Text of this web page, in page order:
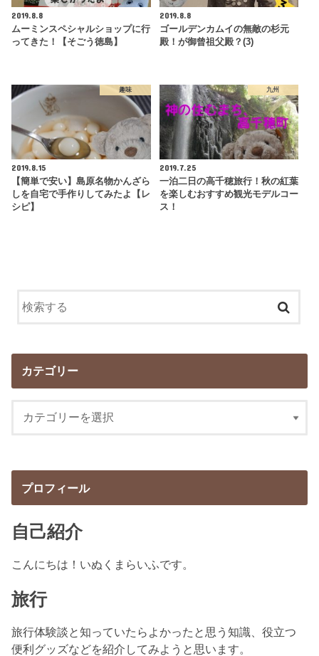
2019.8.8
ムーミンスペシャルショップに行
ってきた！【そごう徳島】
2019.8.8
ゴールデンカムイの無敵の杉元
殿！が御曾祖父殿？(3)
趣味
2019.8.15
【簡単で安い】島原名物かんざら
しを自宅で手作りしてみたよ【レ
シピ】
九州
2019.7.25
一泊二日の高千穂旅行！秋の紅葉
を楽しむおすすめ観光モデルコー
ス！
カテゴリー
プロフィール
自己紹介
こんにちは！いぬくまらいふです。
旅行
旅行体験談と知っていたらよかったと思う知識、役立つ
便利グッズなどを紹介してみようと思います。